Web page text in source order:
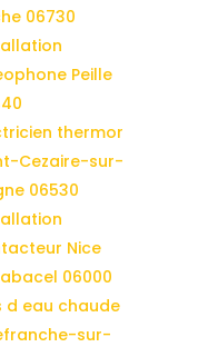
06730
Peille
thermor
Cezaire-sur-
06530
Nice
06000
d eau chaude
sur-